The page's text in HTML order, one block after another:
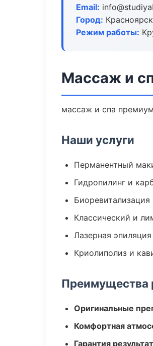
Email:
Город: Красноярск
Режим работы:
Массаж и
массаж и спа
Наши услуги
Перманентный
Гидропилинг и
Классический и
Лазерная
Криолиполиз и
Преимущества
Оригинальные
Комфортная
Гарантия